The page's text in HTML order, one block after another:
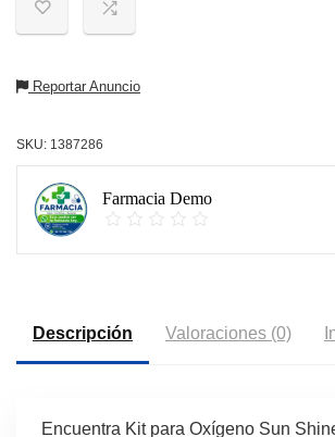
Reportar Anuncio
SKU: 1387286
Farmacia Demo
Descripción Valoraciones (0)
Encuentra Kit para Oxígeno Sun